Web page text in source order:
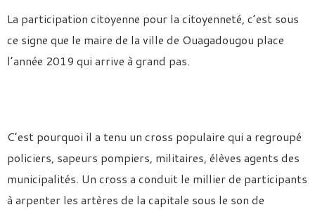
La participation citoyenne pour la citoyenneté, c’est sous
ce signe que le maire de la ville de Ouagadougou place
l’année 2019 qui arrive à grand pas.
C’est pourquoi il a tenu un cross populaire qui a regroupé
policiers, sapeurs pompiers, militaires, élèves agents des
municipalités. Un cross a conduit le millier de participants
à arpenter les artères de la capitale sous le son de